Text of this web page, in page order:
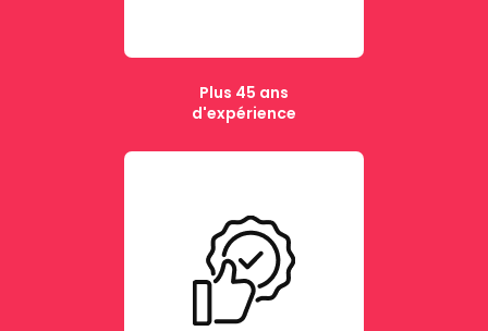
Plus 45 ans
d'expérience